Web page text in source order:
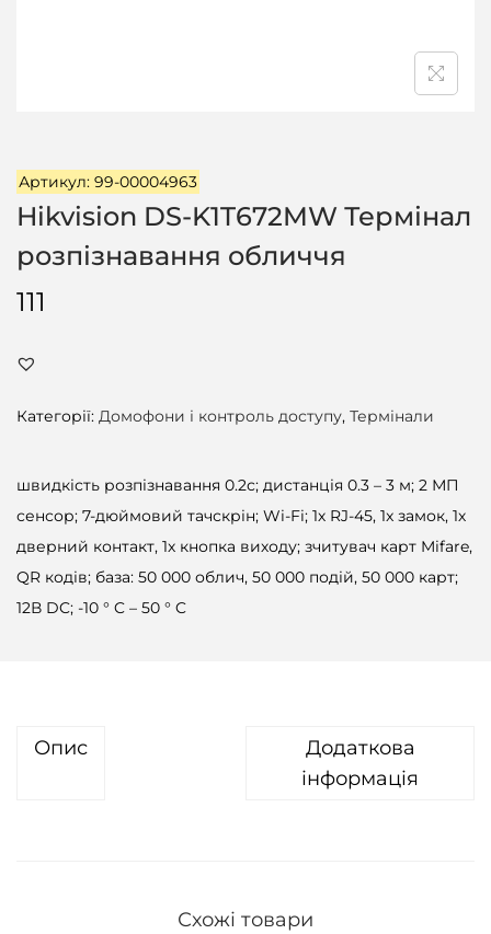
Артикул: 99-00004963
Hikvision DS-K1T672MW Термінал
розпізнавання обличчя
111
Категорії: Домофони і контроль доступу, Термінали
швидкість розпізнавання 0.2с; дистанція 0.3 – 3 м; 2 МП
сенсор; 7-дюймовий тачскрін; Wi-Fi; 1х RJ-45, 1x замок, 1х
дверний контакт, 1х кнопка виходу; зчитувач карт Mifare,
QR кодів; база: 50 000 облич, 50 000 подій, 50 000 карт;
12В DC; -10 ° C – 50 ° C
Опис
Додаткова
інформація
Схожі товари